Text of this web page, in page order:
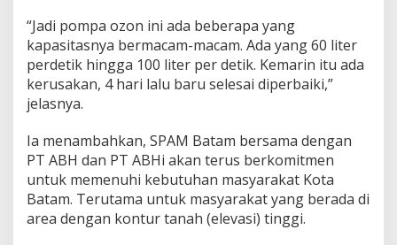
“Jadi pompa ozon ini ada beberapa yang
kapasitasnya bermacam-macam. Ada yang 60 liter
perdetik hingga 100 liter per detik. Kemarin itu ada
kerusakan, 4 hari lalu baru selesai diperbaiki,”
jelasnya.
Ia menambahkan, SPAM Batam bersama dengan
PT ABH dan PT ABHi akan terus berkomitmen
untuk memenuhi kebutuhan masyarakat Kota
Batam. Terutama untuk masyarakat yang berada di
area dengan kontur tanah (elevasi) tinggi.